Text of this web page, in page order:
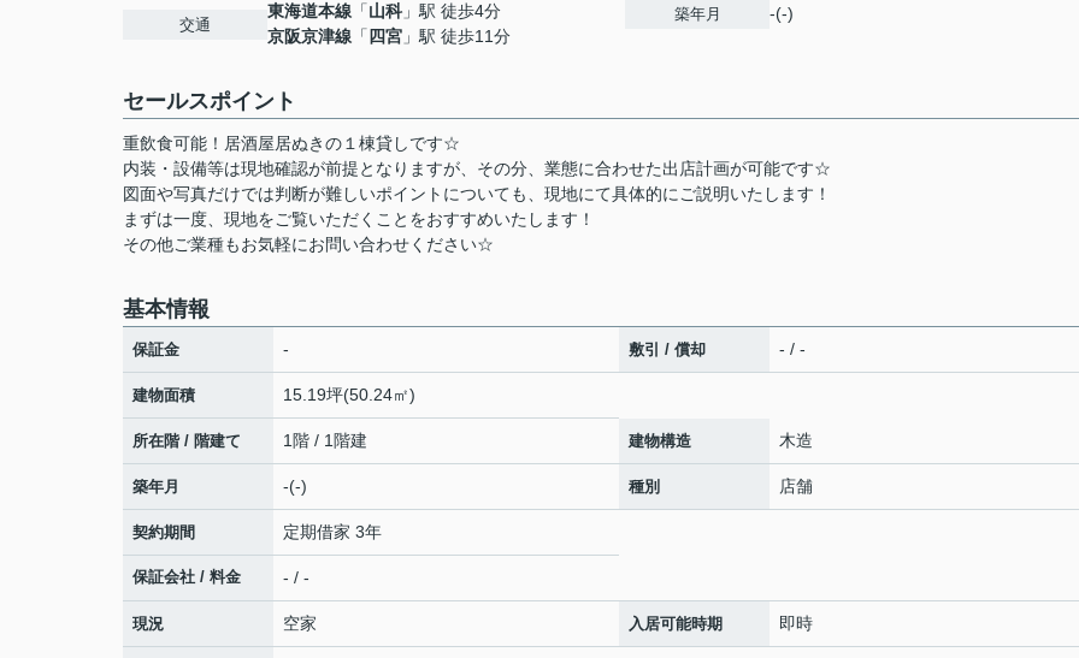
交通
東海道本線 「山科 」駅 徒歩4分
京阪京津線 「 四宮 」駅 徒歩11分
築年月 -(-)
セールスポイント
重飲食可能！居酒屋居ぬきの１棟貸しです☆
内装・設備等は現地確認が前提となりますが、その分、業態に合わせた出店計画が可能です☆
図面や写真だけでは判断が難しいポイントについても、現地にて具体的にご説明いたします！
まずは一度、現地をご覧いただくことをおすすめいたします！
その他ご業種もお気軽にお問い合わせください☆
基本情報
保証金 - 敷引 / 償却 - / -
建物面積 15.19坪(50.24㎡)
所在階 / 階建て 1階 / 1階建 建物構造 木造
築年月 -(-) 種別 店舗
契約期間 定期借家 3年
保証会社 / 料金 - / -
現況 空家 入居可能時期 即時